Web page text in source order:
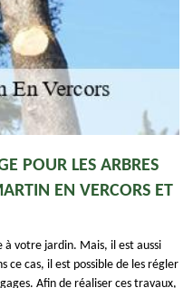
POUR LES ARBRES
EN VERCORS ET
votre jardin. Mais, il est aussi
ce cas, il est possible de les régler
Afin de réaliser ces travaux,